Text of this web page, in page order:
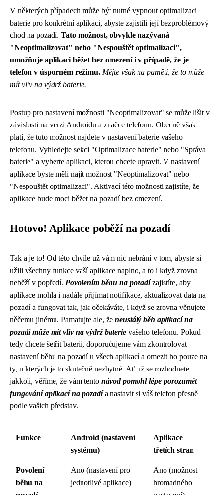
V některých případech může být nutné vypnout optimalizaci
baterie pro konkrétní aplikaci, abyste zajistili její bezproblémový
chod na pozadí. Tato možnost, obvykle nazývaná
"Neoptimalizovat" nebo "Nespouštět optimalizaci",
umožňuje aplikaci běžet bez omezení i v případě, že je
telefon v úsporném režimu. Mějte však na paměti, že to může
mít vliv na výdrž baterie.
Postup pro nastavení možnosti "Neoptimalizovat" se může lišit v
závislosti na verzi Androidu a značce telefonu. Obecně však
platí, že tuto možnost najdete v nastavení baterie vašeho
telefonu. Vyhledejte sekci "Optimalizace baterie" nebo "Správa
baterie" a vyberte aplikaci, kterou chcete upravit. V nastavení
aplikace byste měli najít možnost "Neoptimalizovat" nebo
"Nespouštět optimalizaci". Aktivací této možnosti zajistíte, že
aplikace bude moci běžet na pozadí bez omezení.
Hotovo! Aplikace poběží na pozadí
Tak a je to! Od této chvíle už vám nic nebrání v tom, abyste si
užili všechny funkce vaší aplikace naplno, a to i když zrovna
neběží v popředí. Povolením běhu na pozadízajistíte, aby
aplikace mohla i nadále přijímat notifikace, aktualizovat data na
pozadí a fungovat tak, jak očekáváte, i když se zrovna věnujete
něčemu jinému. Pamatujte ale, že neustálý běh aplikací na
pozadí může mít vliv na výdrž baterie vašeho telefonu. Pokud
tedy chcete šetřit baterii, doporučujeme vám zkontrolovat
nastavení běhu na pozadí u všech aplikací a omezit ho pouze na
ty, u kterých je to skutečně nezbytné. Ať už se rozhodnete
jakkoli, věříme, že vám tento návod pomohl lépe porozumět
fungování aplikací na pozadía nastavit si váš telefon přesně
podle vašich představ.
Funkce
Android (nastavení
systému)
Aplikace
třetích stran
Povolení
běhu na
Ano (nastavení pro
jednotlivé aplikace)
Ano (možnost
hromadného